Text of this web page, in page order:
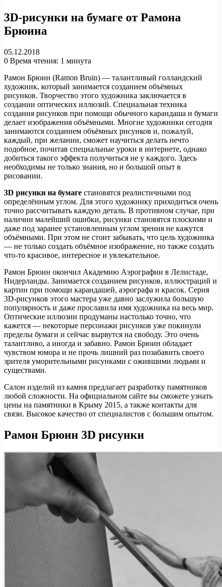
3D-рисунки на бумаге от Рамона
Брюина
05.12.2018
0 Время чтения: 1 минута
Рамон Брюин (Ramon Bruin) — талантливый голландский
художник, который занимается созданием объёмных
рисунков. Творчество этого художника заключается в
создании оптических иллюзий. Специальная техника
создания рисунков при помощи обычного карандаша и бумаги
делает изображения объёмными. Многие художники сегодня
занимаются созданием объёмных рисунков и, пожалуй,
каждый, при желании, сможет научиться делать нечто
подобное, почитав специальные уроки в интернете, однако
добиться такого эффекта получиться не у каждого. Здесь
необходимы не только знания, но и большой опыт в
рисовании.
3D рисунки на бумаге становятся реалистичными под
определённым углом. Для этого художнику приходиться очень
точно рассчитывать каждую деталь. В противном случае, при
наличии малейший ошибки, рисунки становятся плоскими и
даже под заранее установленным углом зрения не кажутся
объёмными. При этом не стоит забывать, что цель художника
— не только создать объёмное изображение, но также создать
что-то красивое, интересное и увлекательное.
Рамон Брюин окончил Академию Аэрографии в Лелистаде,
Нидерланды. Занимается созданием рисунков, иллюстраций и
картин при помощи карандашей, аэрографа и красок. Серия
3D-рисунков этого мастера уже давно заслужила большую
популярность и даже прославила имя художника на весь мир.
Оптические иллюзии продуманы настолько точно, что
кажется — некоторые персонажи рисунков уже покинули
пределы бумаги и сейчас вырвутся на свободу. Это очень
талантливо, а иногда и забавно. Рамон Брюин обладает
чувством юмора и не прочь лишний раз позабавить своего
зрителя уморительными рисунками с ожившими людьми и
существами.
Салон изделий из камня предлагает разработку памятников
любой сложности. На официальном сайте вы сможете узнать
цены на памятники в Крыму 2015, а также контакты для
связи. Высокое качество от специалистов с большим опытом.
Рамон Брюин 3D рисунки